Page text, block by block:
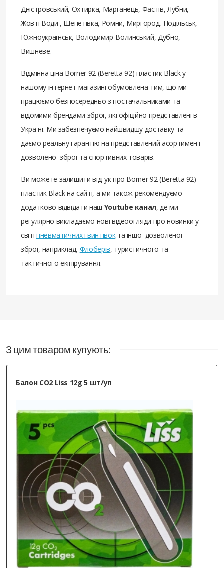
Дністровський, Охтирка, Марганець, Фастів, Лубни,
Жовті Води , Шепетівка, Ромни, Миргород, Подільськ,
Южноукраїнськ, Володимир-Волинський, Дубно,
Вишневе.
Відмінна ціна Borner 92 (Beretta 92) пластик Black у
нашому інтернет-магазині обумовлена ​​тим, що ми
працюємо безпосередньо з постачальниками та
відомими брендами зброї, які офіційно представлені в
Україні. Ми забезпечуємо найшвидшу доставку та
даємо реальну гарантію на представлений асортимент
дозволеної зброї та спортивних товарів.
Ви можете залишити відгук про Borner 92 (Beretta 92)
пластик Black на сайті, а ми також рекомендуємо
додатково відвідати наш Youtube канал, де ми
регулярно викладаємо нові відеоогляди про новинки у
світі пневматичних гвинтівокта іншої дозволеної
зброї, наприклад, Флоберів, туристичного та
тактичного екіпірування.
З цим товаром купують:
Балон CO2 Liss 12g 5 шт/уп